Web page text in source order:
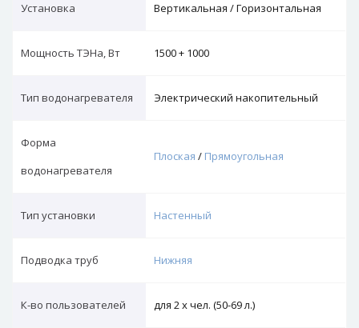
Установка Вертикальная / Горизонтальная
Мощность ТЭНа, Вт 1500 + 1000
Тип водонагревателя Электрический накопительный
Форма
водонагревателя
Плоская / Прямоугольная
Тип установки Настенный
Подводка труб Нижняя
К-во пользователей для 2 х чел. (50-69 л.)